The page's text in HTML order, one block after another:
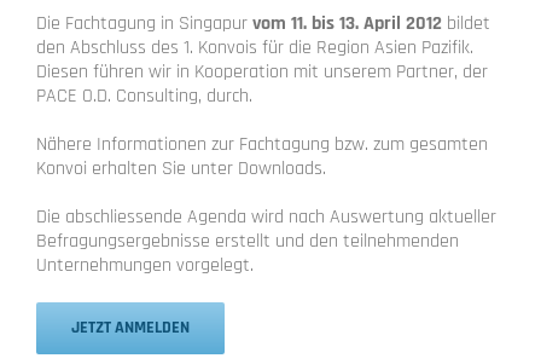
Die Fachtagung in Singapurvom 11. bis 13. April 2012 bildet
den Abschluss des 1. Konvois für die Region Asien Pazifik.
Diesen führen wir in Kooperation mit unserem Partner, der
PACE O.D. Consulting, durch.
Nähere Informationen zur Fachtagung bzw. zum gesamten
Konvoi erhalten Sie unter Downloads.
Die abschliessende Agenda wird nach Auswertung aktueller
Befragungsergebnisse erstellt und den teilnehmenden
Unternehmungen vorgelegt.
JETZT ANMELDEN